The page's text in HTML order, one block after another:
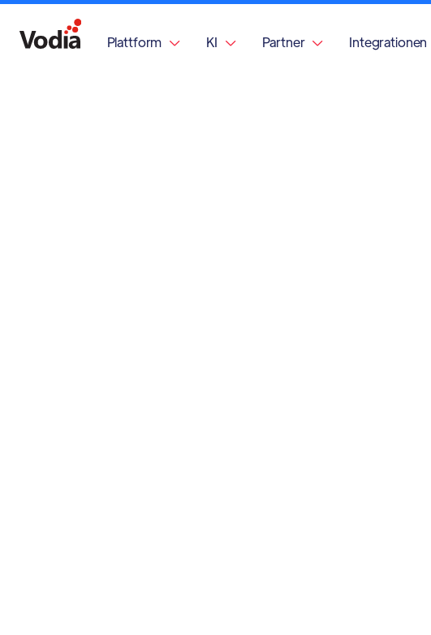
Plattform  KI  Partner  Integrationen